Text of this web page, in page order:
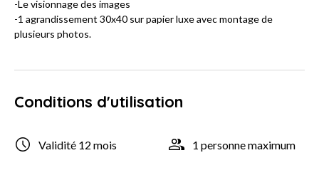
-Le visionnage des images
-1 agrandissement 30x40 sur papier luxe avec montage de
plusieurs photos.
Conditions d'utilisation
Validité 12 mois 1 personne maximum